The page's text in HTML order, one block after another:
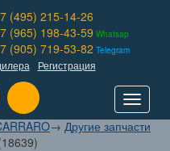
(495) 215-14-26
(965) 198-43-59 Whatsap
(905) 719-53-82 Telegram
Регистрация
Toggle
→ Другие запчасти